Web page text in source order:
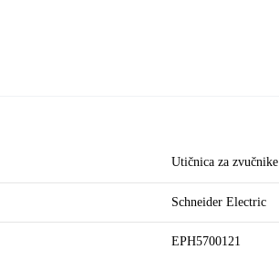
Utičnica za zvučnike
Schneider Electric
EPH5700121